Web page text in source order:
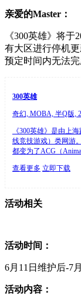
亲爱的Master：
《300英雄》将于
有大区进行停机
预定时间内无法
300英雄
奇幻, MOBA, 半Q版,
《300英雄》是由上
线竞技游戏）类网游
都变为了ACG（
查看更多 立即下载
活动相关
活动时间：
6月11日维护后-7
活动内容：